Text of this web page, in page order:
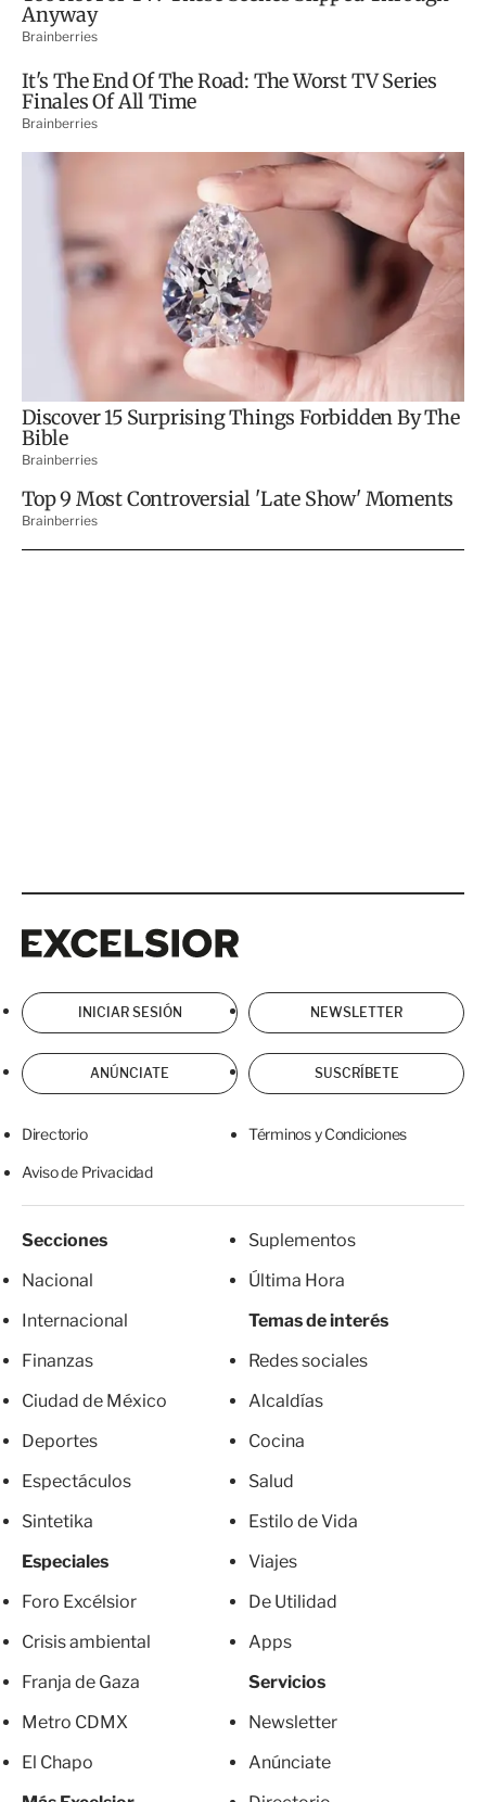
INICIAR SESIÓN NEWSLETTER
ANÚNCIATE SUSCRÍBETE
Directorio Términos y Condiciones
Aviso de Privacidad
Secciones
Nacional
Internacional
Finanzas
Ciudad de México
Deportes
Espectáculos
Sintetika
Especiales
Foro Excélsior
Crisis ambiental
Franja de Gaza
Metro CDMX
El Chapo
Suplementos
Última Hora
Temas de interés
Redes sociales
Alcaldías
Cocina
Salud
Estilo de Vida
Viajes
De Utilidad
Apps
Servicios
Newsletter
Anúnciate